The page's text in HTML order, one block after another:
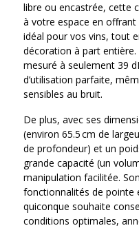
libre ou encastrée, cette
à votre espace en
idéal pour vos vins, tout
décoration à part
mesuré à seulement 39
d’utilisation parfaite,
sensibles au bruit.
De plus, avec ses
(environ 65.5 cm de
de profondeur) et un
grande capacité (un
manipulation facilitée.
fonctionnalités de pointe
quiconque souhaite
conditions optimales,